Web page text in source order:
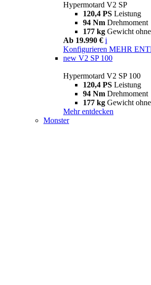
Hypermotard V2 SP
120,4 PS Leistung
94 Nm Drehmoment
177 kg Gewicht
Ab 19.990 € i
Konfigurieren MEHR
new V2 SP 100
Hypermotard V2 SP 100
120,4 PS Leistung
94 Nm Drehmoment
177 kg Gewicht
Mehr entdecken
Monster